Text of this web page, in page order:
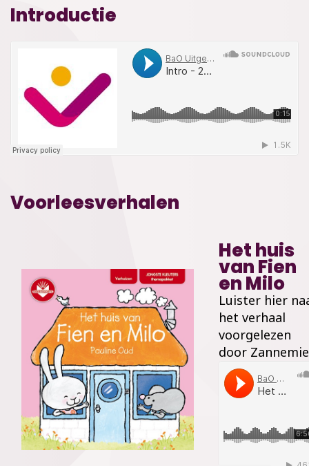
Introductie
Voorleesverhalen
Het huis
van Fien
en Milo
Luister hier
het verhaal
voorgelezen
door Zannemie